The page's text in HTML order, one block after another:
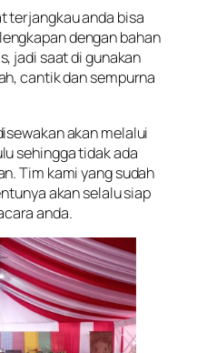
terjangkau anda bisa
dengan bahan
jadi saat di gunakan
cantik dan sempurna
akan melalui
sehingga tidak ada
Tim kami yang sudah
akan selalu siap
anda.